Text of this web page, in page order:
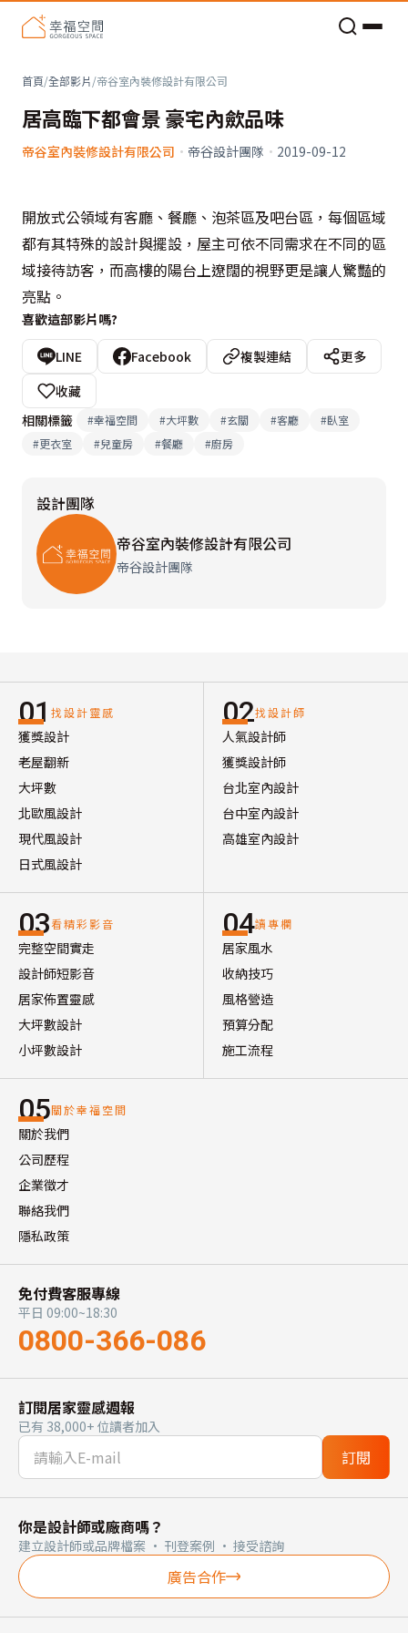
首頁/全部影片/帝谷室內裝修設計有限公司
居高臨下都會景 豪宅內歛品味
帝谷室內裝修設計有限公司 · 帝谷設計團隊 · 2019-09-12
開放式公領域有客廳、餐廳、泡茶區及吧台區，每個區域
都有其特殊的設計與擺設，屋主可依不同需求在不同的區
域接待訪客，而高樓的陽台上遼闊的視野更是讓人驚豔的
亮點。
喜歡這部影片嗎?
LINE Facebook 複製連結
更多
收藏
相關標籤
#幸福空間 #大坪數 #玄關 #客廳 #臥室
#更衣室 #兒童房 #餐廳 #廚房
設計團隊
帝谷室內裝修設計有限公司
帝谷設計團隊
01 找設計靈感
獲獎設計
老屋翻新
大坪數
北歐風設計
現代風設計
日式風設計
02找設計師
人氣設計師
獲獎設計師
台北室內設計
台中室內設計
高雄室內設計
03看精彩影音
完整空間實走
設計師短影音
居家佈置靈感
大坪數設計
小坪數設計
04讀專欄
居家風水
收納技巧
風格營造
預算分配
施工流程
05關於幸福空間
關於我們
公司歷程
企業徵才
聯絡我們
隱私政策
免付費客服專線
平日 09:00~18:30
0800-366-086
訂閱居家靈感週報
已有 38,000+ 位讀者加入
訂閱
你是設計師或廠商嗎？
建立設計師或品牌檔案 · 刊登案例 · 接受諮詢
廣告合作